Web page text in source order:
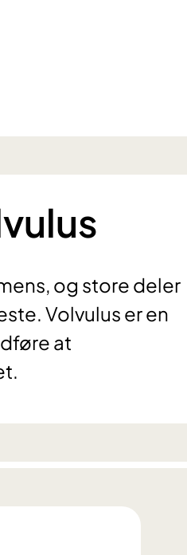
og store deler
Volvulus er en
at